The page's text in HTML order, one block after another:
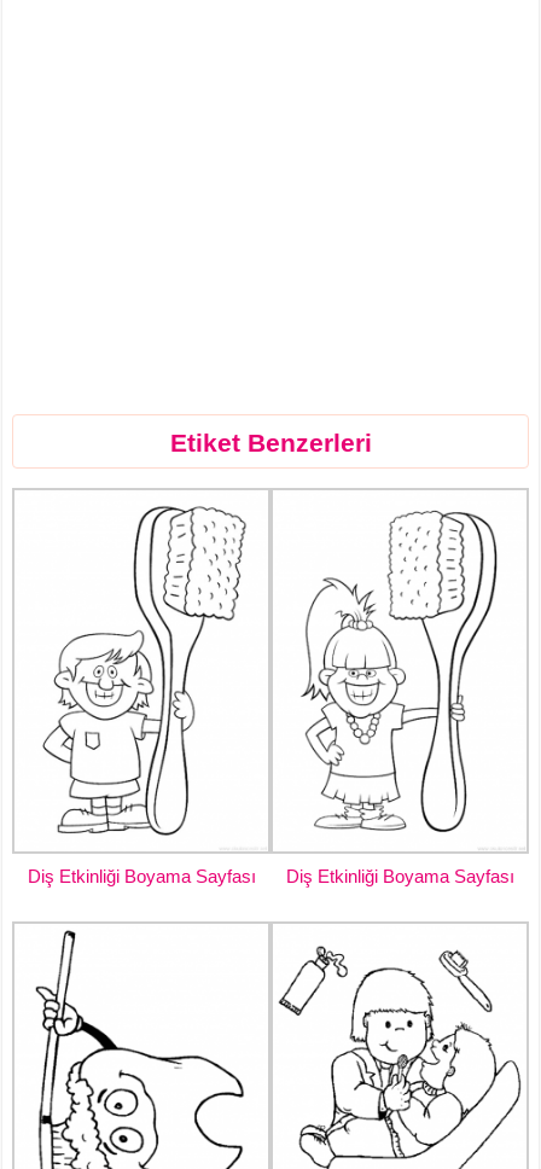
Etiket Benzerleri
Diş Etkinliği Boyama Sayfası Diş Etkinliği Boyama Sayfası